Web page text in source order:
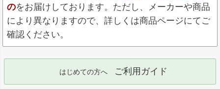
のをお届けしております。ただし、メーカーや商品
により異なりますので、詳しくは商品ページにてご
確認ください。
はじめての方へ ご利用ガイド